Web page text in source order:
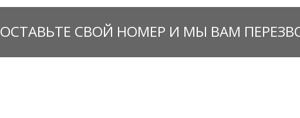
ОСТАВЬТЕ СВОЙ НОМЕР И МЫ ВАМ